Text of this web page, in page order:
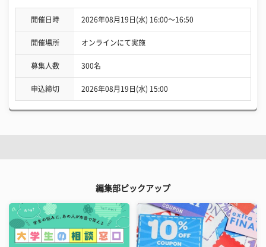
開催日時 2026年08月19日(水) 16:00〜16:50
開催場所 オンラインにて実施
募集人数 300名
申込締切 2026年08月19日(水) 15:00
編集部ピックアップ